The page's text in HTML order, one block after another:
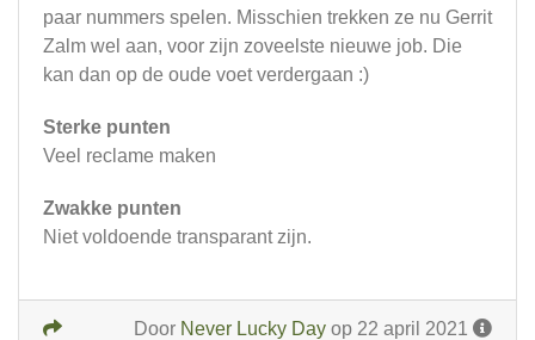
paar nummers spelen. Misschien trekken ze nu Gerrit
Zalm wel aan, voor zijn zoveelste nieuwe job. Die
kan dan op de oude voet verdergaan :)
Sterke punten
Veel reclame maken
Zwakke punten
Niet voldoende transparant zijn.
Door Never Lucky Day op 22 april 2021